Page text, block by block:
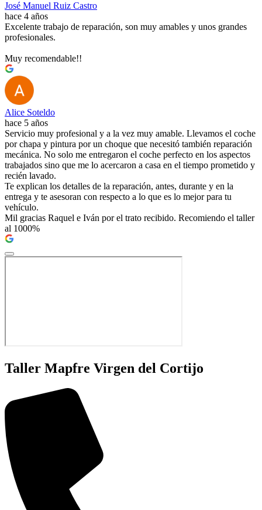
José Manuel Ruiz Castro
hace 4 años
Excelente trabajo de reparación, son muy amables y unos grandes
profesionales.
Muy recomendable!!
Alice Soteldo
hace 5 años
Servicio muy profesional y a la vez muy amable. Llevamos el coche
por chapa y pintura por un choque que necesitó también reparación
mecánica. No solo me entregaron el coche perfecto en los aspectos
trabajados sino que me lo acercaron a casa en el tiempo prometido y
recién lavado.
Te explican los detalles de la reparación, antes, durante y en la
entrega y te asesoran con respecto a lo que es lo mejor para tu
vehículo.
Mil gracias Raquel e Iván por el trato recibido. Recomiendo el taller
al 1000%
Taller Mapfre Virgen del Cortijo